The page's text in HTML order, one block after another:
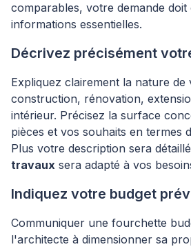
comparables, votre demande
informations essentielles.
Décrivez précisément
Expliquez clairement la nature de
construction, rénovation,
intérieur. Précisez la surface
pièces et vos souhaits en termes
Plus votre description sera
travaux sera adapté à vos
Indiquez votre budget
Communiquer une fourchette
l'architecte à dimensionner sa